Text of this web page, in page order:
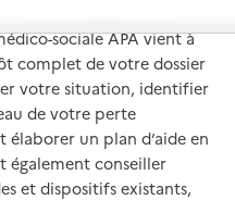
autonomie.
sociale APA vient à
complet de votre dossier
votre situation, identifier
de votre perte
élaborer un plan d’aide en
également conseiller
et dispositifs existants,